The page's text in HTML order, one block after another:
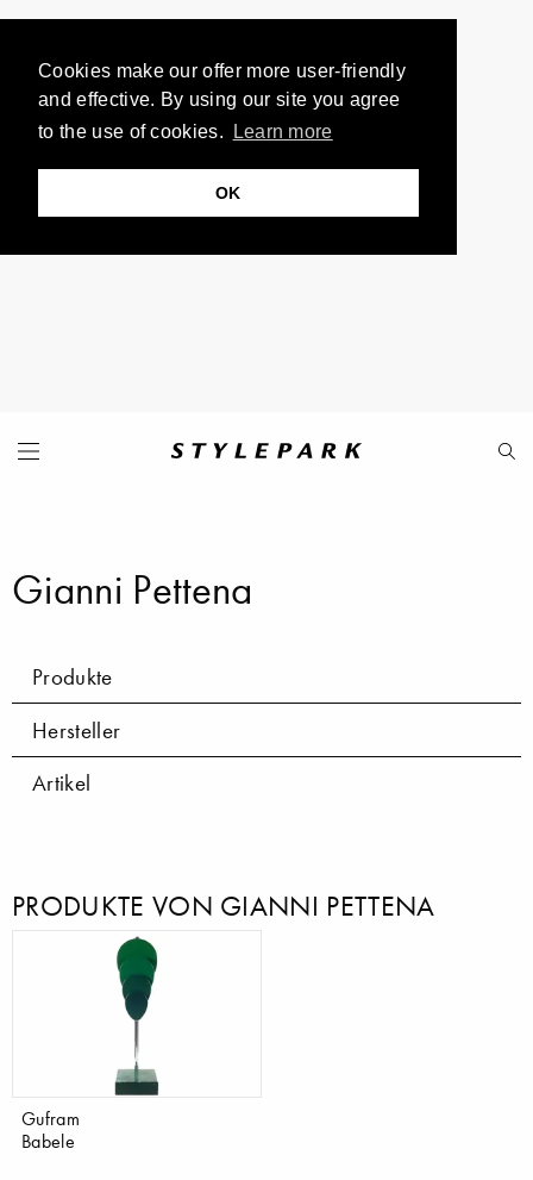
Cookies make our offer more user-friendly
and effective. By using our site you agree
to the use of cookies.
Learn more
OK
Gianni Pettena
Produkte
Hersteller
Artikel
PRODUKTE VON GIANNI PETTENA
Gufram
Babele